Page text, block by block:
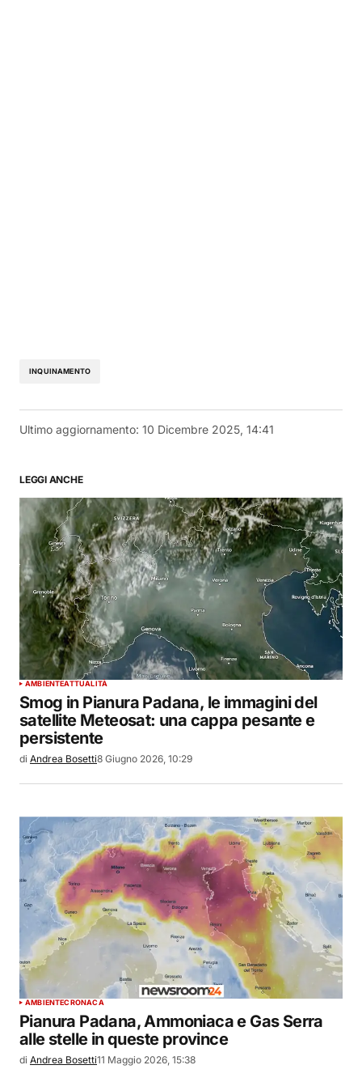
INQUINAMENTO
Ultimo aggiornamento: 10 Dicembre 2025, 14:41
LEGGI ANCHE
AMBIENTEATTUALITÀ
Smog in Pianura Padana, le immagini del
satellite Meteosat: una cappa pesante e
persistente
di Andrea Bosetti8 Giugno 2026, 10:29
AMBIENTECRONACA
Pianura Padana, Ammoniaca e Gas Serra
alle stelle in queste province
di Andrea Bosetti11 Maggio 2026, 15:38